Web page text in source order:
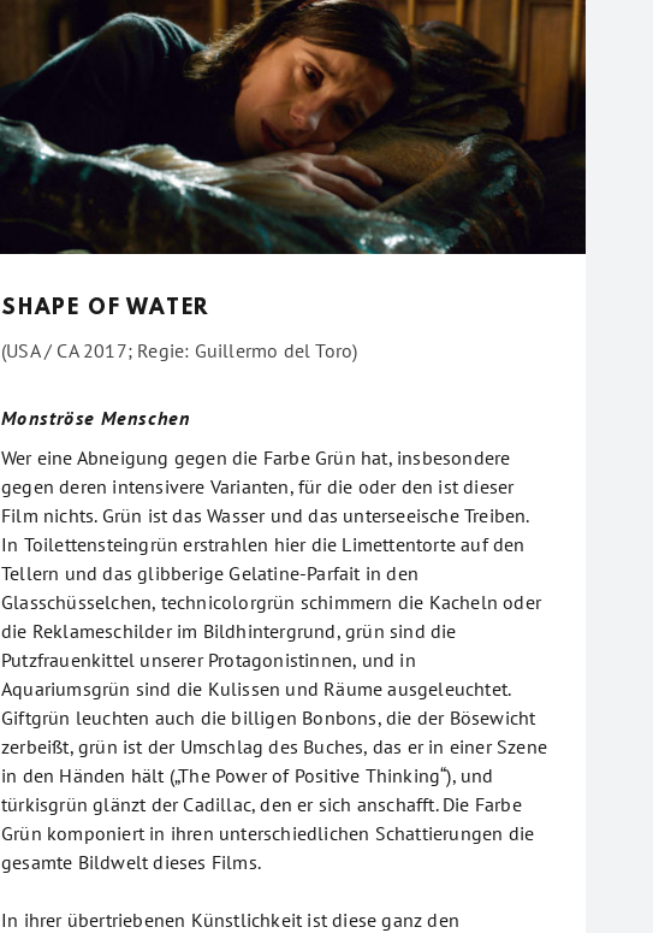
SHAPE OF WATER
(USA / CA 2017; Regie: Guillermo del Toro)
Monströse Menschen
Wer eine Abneigung gegen die Farbe Grün hat, insbesondere
gegen deren intensivere Varianten, für die oder den ist dieser
Film nichts. Grün ist das Wasser und das unterseeische Treiben.
In Toilettensteingrün erstrahlen hier die Limettentorte auf den
Tellern und das glibberige Gelatine-Parfait in den
Glasschüsselchen, technicolorgrün schimmern die Kacheln oder
die Reklameschilder im Bildhintergrund, grün sind die
Putzfrauenkittel unserer Protagonistinnen, und in
Aquariumsgrün sind die Kulissen und Räume ausgeleuchtet.
Giftgrün leuchten auch die billigen Bonbons, die der Bösewicht
zerbeißt, grün ist der Umschlag des Buches, das er in einer Szene
in den Händen hält („The Power of Positive Thinking“), und
türkisgrün glänzt der Cadillac, den er sich anschafft. Die Farbe
Grün komponiert in ihren unterschiedlichen Schattierungen die
gesamte Bildwelt dieses Films.
In ihrer übertriebenen Künstlichkeit ist diese ganz den